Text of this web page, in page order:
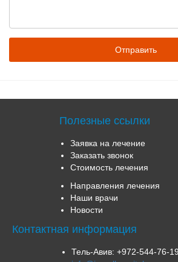
Полезные ссылки
Заявка на лечение
Заказать звонок
Стоимость лечения
Направления лечения
Наши врачи
Новости
Контактная информация
Тель-Авив: +972-544-76-